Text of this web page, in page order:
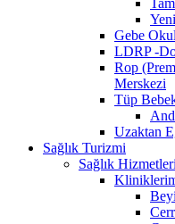
Gebe
LDRP -
Rop
Merskezi
Tüp
Uzaktan
Sağlık Turizmi
Sağlık